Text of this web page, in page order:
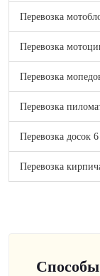
Перевозка
Перевозка
Перевозка
Перевозка
Перевозка досок
Перевозка
Способы